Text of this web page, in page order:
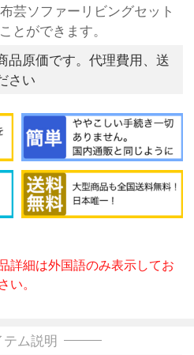
芸ソファーリビングセット
とができます。
品原価です。代理費用、送
さい
詳細は外国語のみ表示してお
。
テム説明